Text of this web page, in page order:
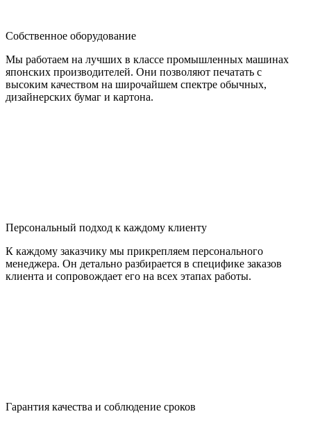
Собственное оборудование
Мы работаем на лучших в классе промышленных машинах
японских производителей. Они позволяют печатать с
высоким качеством на широчайшем спектре обычных,
дизайнерских бумаг и картона.
Персональный подход к каждому клиенту
К каждому заказчику мы прикрепляем персонального
менеджера. Он детально разбирается в специфике заказов
клиента и сопровождает его на всех этапах работы.
Гарантия качества и соблюдение сроков